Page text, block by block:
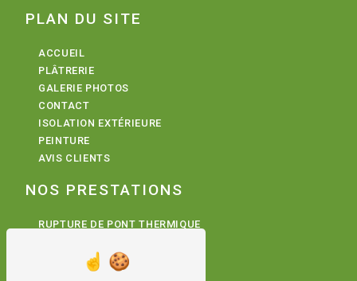
PLAN DU SITE
ACCUEIL
PLÂTRERIE
GALERIE PHOTOS
CONTACT
ISOLATION EXTÉRIEURE
PEINTURE
AVIS CLIENTS
NOS PRESTATIONS
RUPTURE DE PONT THERMIQUE
TRAVAUX DE PLÂTRERIE